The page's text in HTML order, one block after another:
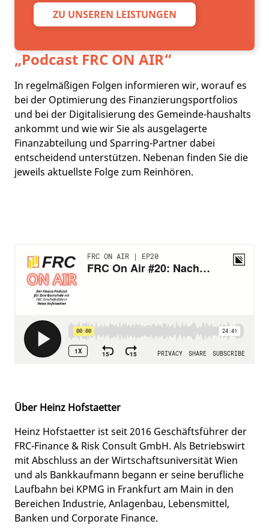
ZU UNSEREN LEISTUNGEN
„Podcast FRC ON AIR“
In regelmäßigen Folgen informieren wir, worauf es
bei der Optimierung des Finanzierungsportfolios
und bei der Digitalisierung des Gemeinde-haushalts
ankommt und wie wir Sie als ausgelagerte
Finanzabteilung und Sparring-Partner dabei
entscheidend unterstützen. Nebenan finden Sie die
jeweils aktuellste Folge zum Reinhören.
Über Heinz Hofstaetter
Heinz Hofstaetter ist seit 2016 Geschäftsführer der
FRC-Finance & Risk Consult GmbH. Als Betriebswirt
mit Abschluss an der Wirtschaftsuniversität Wien
und als Bankkaufmann begann er seine berufliche
Laufbahn bei KPMG in Frankfurt am Main in den
Bereichen Industrie, Anlagenbau, Lebensmittel,
Banken und Corporate Finance.